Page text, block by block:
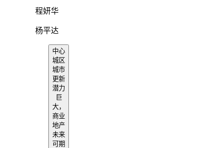
程妍华
杨平达
中心
城区
城市
更新
潜力
巨
大，
商业
地产
未来
可期